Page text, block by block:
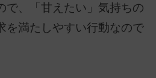
で、「甘えたい」気持ちの
を満たしやすい行動なので